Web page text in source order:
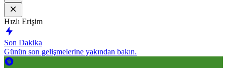
Hızlı Erişim
Son Dakika
Günün son gelişmelerine yakından bakın.